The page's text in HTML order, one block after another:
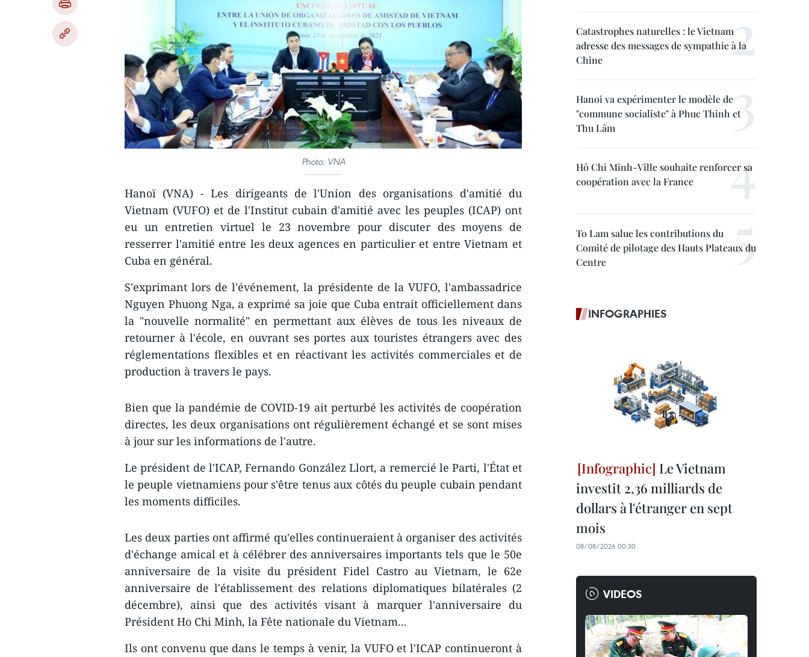
Photo: VNA
Hanoï (VNA) - Les dirigeants de l'Union des organisations d'amitié du
Vietnam (VUFO) et de l'Institut cubain d'amitié avec les peuples (ICAP) ont
eu un entretien virtuel le 23 novembre pour discuter des moyens de
resserrer l'amitié entre les deux agences en particulier et entre Vietnam et
Cuba en général.
S'exprimant lors de l'événement, la présidente de la VUFO, l'ambassadrice
Nguyen Phuong Nga, a exprimé sa joie que Cuba entrait officiellement dans
la "nouvelle normalité" en permettant aux élèves de tous les niveaux de
retourner à l'école, en ouvrant ses portes aux touristes étrangers avec des
réglementations flexibles et en réactivant les activités commerciales et de
production à travers le pays.
Bien que la pandémie de COVID-19 ait perturbé les activités de coopération
directes, les deux organisations ont régulièrement échangé et se sont mises
à jour sur les informations de l'autre.
Le président de l'ICAP, Fernando González Llort, a remercié le Parti, l'État et
le peuple vietnamiens pour s'être tenus aux côtés du peuple cubain pendant
les moments difficiles.
Les deux parties ont affirmé qu'elles continueraient à organiser des activités
d'échange amical et à célébrer des anniversaires importants tels que le 50e
anniversaire de la visite du président Fidel Castro au Vietnam, le 62e
anniversaire de l'établissement des relations diplomatiques bilatérales (2
décembre), ainsi que des activités visant à marquer l'anniversaire du
Président Ho Chi Minh, la Fête nationale du Vietnam...
Ils ont convenu que dans le temps à venir, la VUFO et l'ICAP continueront à
Catastrophes naturelles : le Vietnam
adresse des messages de sympathie à la
Chine
Hanoi va expérimenter le modèle de
"commune socialiste" à Phuc Thinh et
Thu Lâm
Hô Chi Minh-Ville souhaite renforcer sa
coopération avec la France
To Lam salue les contributions du
Comité de pilotage des Hauts Plateaux du
Centre
INFOGRAPHIES
Le Vietnam
investit 2,36 milliards de
dollars à l'étranger en sept
mois
08/08/2026 00:30
VIDEOS